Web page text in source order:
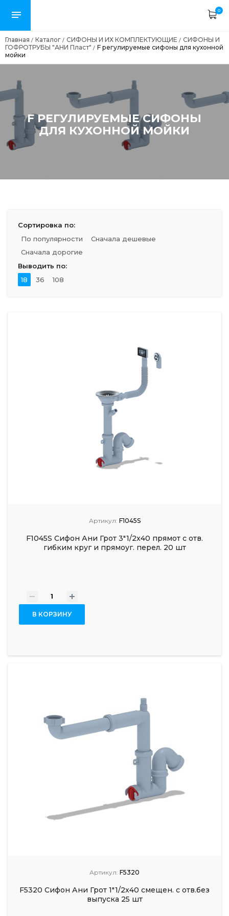
0
Главная / Каталог / СИФОНЫ И ИХ КОМПЛЕКТУЮЩИЕ / СИФОНЫ И
ГОФРОТРУБЫ "АНИ Пласт" / F регулируемые сифоны для кухонной
мойки
F РЕГУЛИРУЕМЫЕ СИФОНЫ
ДЛЯ КУХОННОЙ МОЙКИ
Сортировка по:
По популярности
Сначала дешевые
Сначала дорогие
Выводить по:
18
36 108
Артикул: F1045S
F1045S Сифон Ани Грот 3"1/2x40 прямот с отв.
гибким круг и прямоуг. перел. 20 шт
- +
В КОРЗИНУ
Артикул: F5320
F5320 Сифон Ани Грот 1"1/2x40 смещен. с отв.без
выпуска 25 шт